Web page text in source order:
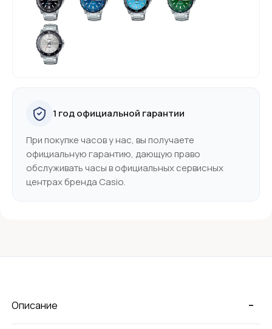
1 год официальной гарантии
При покупке часов у нас, вы получаете
официальную гарантию, дающую право
обслуживать часы в официальных сервисных
центрах бренда Casio.
-
Описание